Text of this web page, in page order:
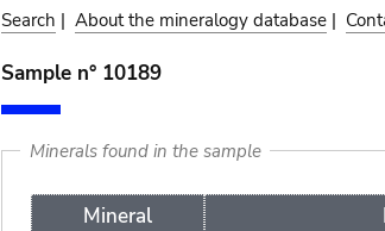
Search | About the mineralogy database |
Sample n° 10189
Minerals found in the sample
Mineral